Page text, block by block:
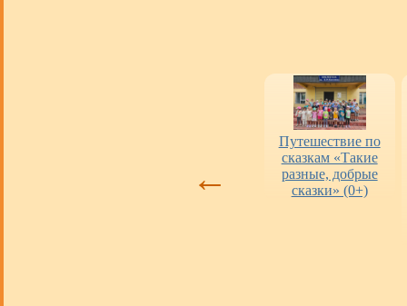
←
Путешествие по
сказкам «Такие
разные, добрые
сказки» (0+)